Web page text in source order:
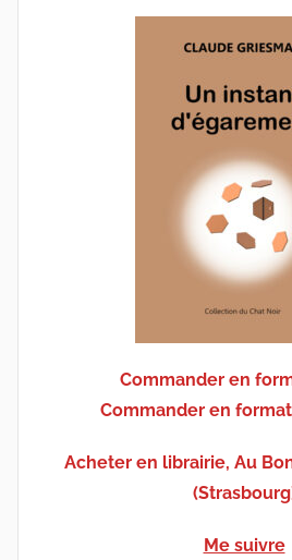
Commander en
Commander en
Acheter en librairie, Au
Me suivre